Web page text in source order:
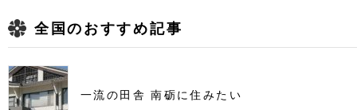
全国のおすすめ記事
一流の田舎 南砺に住みたい